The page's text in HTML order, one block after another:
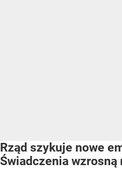
Rząd szykuje nowe
Świadczenia wzrosną